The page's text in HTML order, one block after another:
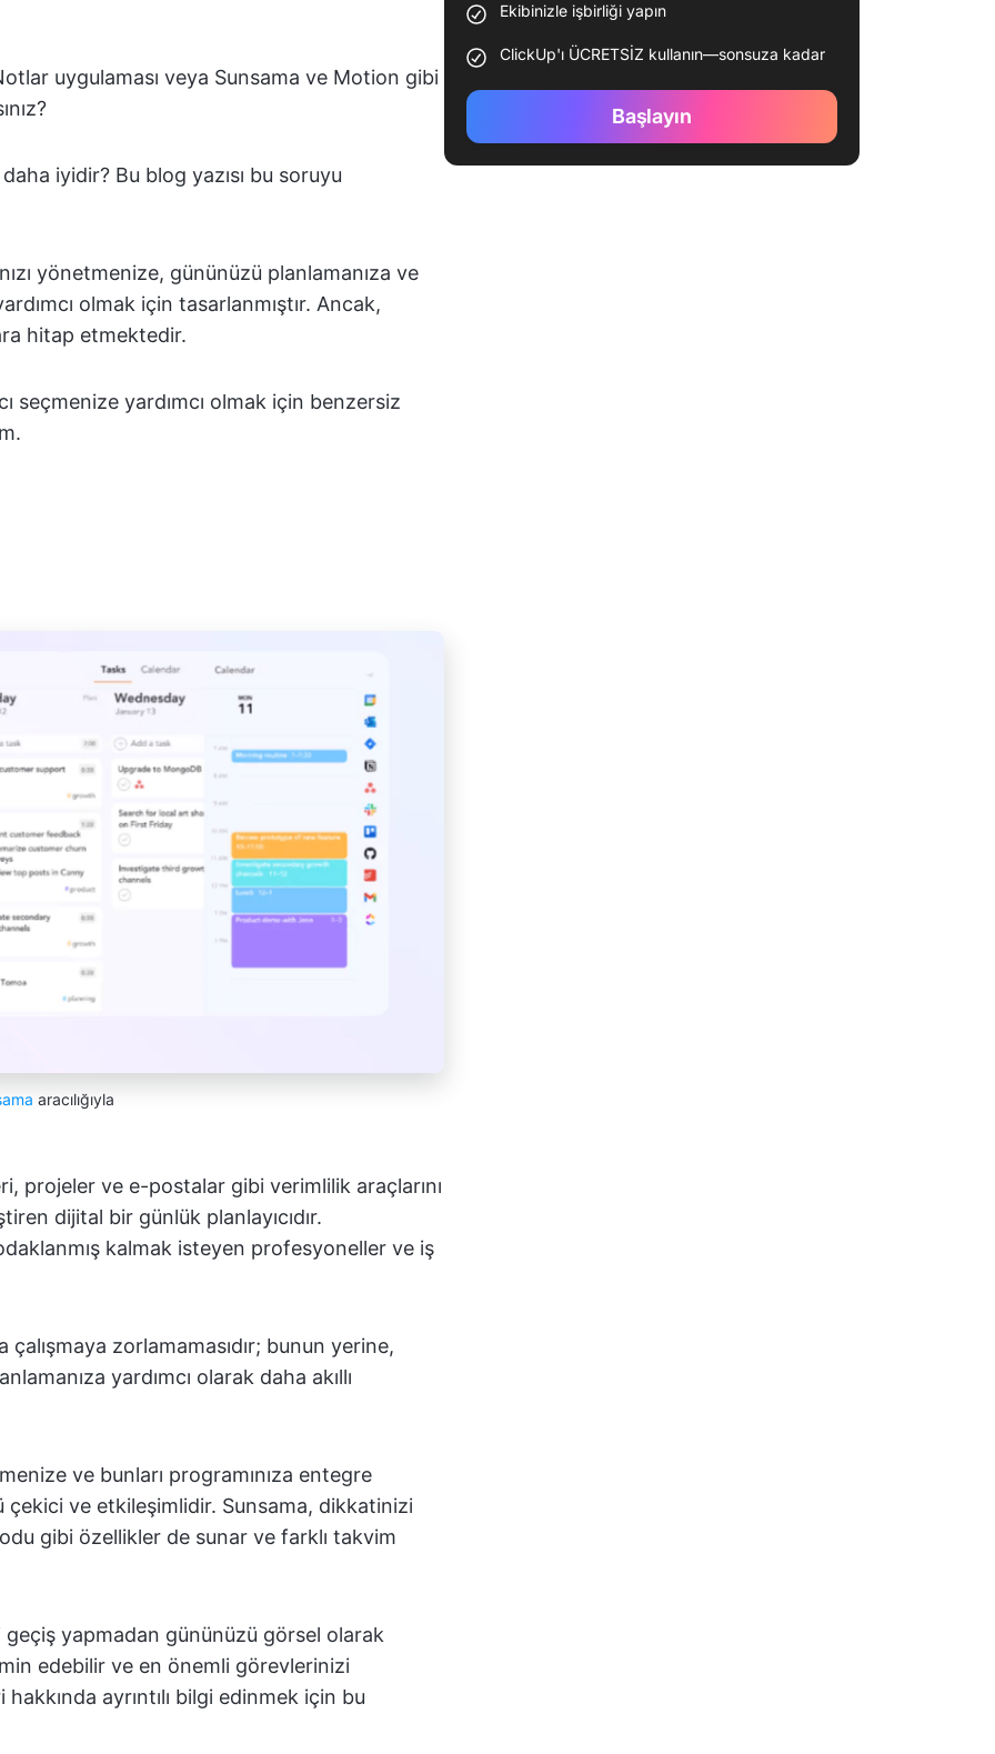
uygulaması veya Sunsama ve Motion gibi
iyidir? Bu blog yazısı bu soruyu
yönetmenize, gününüzü planlamanıza ve
olmak için tasarlanmıştır. Ancak,
hitap etmektedir.
seçmenize yardımcı olmak için benzersiz
aracılığıyla
projeler ve e-postalar gibi verimlilik araçlarını
dijital bir günlük planlayıcıdır.
kalmak isteyen profesyoneller ve iş
zorlamamasıdır; bunun yerine,
yardımcı olarak daha akıllı
ve bunları programınıza entegre
çekici ve etkileşimlidir. Sunsama, dikkatinizi
gibi özellikler de sunar ve farklı takvim
yapmadan gününüzü görsel olarak
edebilir ve en önemli görevlerinizi
ayrıntılı bilgi edinmek için bu
Ekibinizle işbirliği yapın
ClickUp'ı ÜCRETSİZ kullanın—sonsuza kadar
Başlayın